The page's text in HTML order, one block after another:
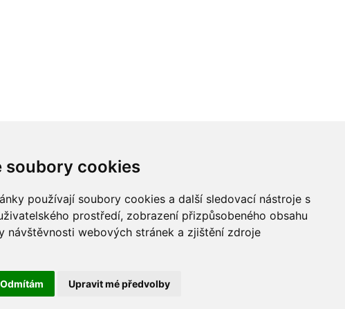
soubory cookies
používají soubory cookies a další sledovací nástroje s
prostředí, zobrazení přizpůsobeného obsahu
návštěvnosti webových stránek a zjištění zdroje
Odmítám Upravit mé předvolby
škola Hradec Králové